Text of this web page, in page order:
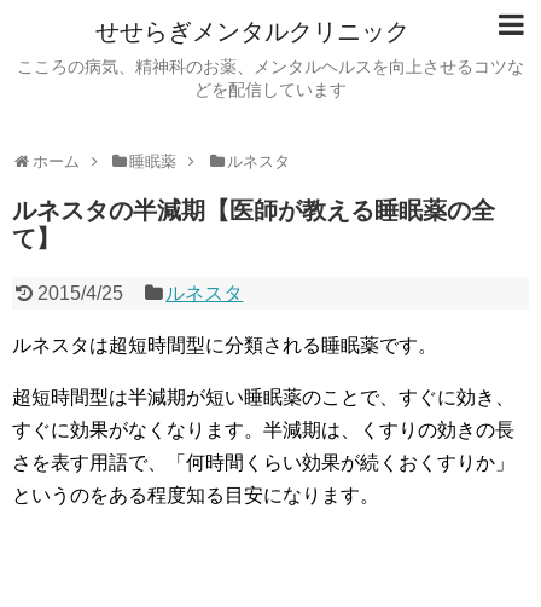
せせらぎメンタルクリニック
こころの病気、精神科のお薬、メンタルヘルスを向上させるコツな
どを配信しています
ホーム 睡眠薬 ルネスタ
ルネスタの半減期【医師が教える睡眠薬の全
て】
2015/4/25 ルネスタ
ルネスタは超短時間型に分類される睡眠薬です。
超短時間型は半減期が短い睡眠薬のことで、すぐに効き、
すぐに効果がなくなります。半減期は、くすりの効きの長
さを表す用語で、
「何時間くらい効果が続くおくすりか」
というのをある程度知る目安になります。